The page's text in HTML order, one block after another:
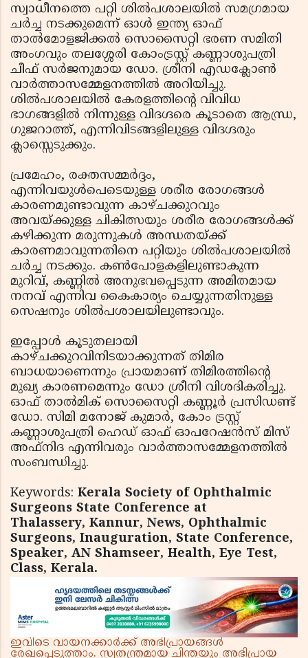
സ്വാധീനത്തെ പറ്റി ശില്‍പശാലയില്‍ സമഗ്രമായ
ചര്‍ച്ച നടക്കുമെന്ന് ഓള്‍ ഇന്ത്യ ഓഫ്
താല്‍മോളജിക്കല്‍ സൊസൈറ്റി ഭരണ സമിതി
അംഗവും തലശ്ശേരി കോംട്രസ്റ്റ് കണ്ണാശുപത്രി
ചീഫ് സര്‍ജനുമായ ഡോ. ശ്രീനി എഡക്ലോണ്‍
വാര്‍ത്താസമ്മേളനത്തില്‍ അറിയിച്ചു.
ശില്‍പശാലയില്‍ കേരളത്തിന്റെ വിവിധ
ഭാഗങ്ങളില്‍ നിന്നുള്ള വിദഗ്ദരെ കൂടാതെ ആന്ധ്ര,
ഗുജറാത്ത്, എന്നിവിടങ്ങളിലുള്ള വിദഗ്ദരും
ക്ലാസ്സെടുക്കും.
പ്രമേഹം, രക്തസമ്മര്‍ദ്ദം,
എന്നിവയുള്‍പെടെയുള്ള ശരീര രോഗങ്ങള്‍
കാരണമുണ്ടാവുന്ന കാഴ്ചക്കുറവും
അവയ്ക്കുള്ള ചികിത്സയും ശരീര രോഗങ്ങള്‍ക്ക്
കഴിക്കുന്ന മരുന്നുകള്‍ അന്ധതയ്ക്ക്
കാരണമാവുന്നതിനെ പറ്റിയും ശില്‍പശാലയില്‍
ചര്‍ച്ച നടക്കും. കണ്‍പോളകളിലുണ്ടാകുന്ന
മുറിവ്, കണ്ണില്‍ അനുഭവപ്പെടുന്ന അമിതമായ
നനവ് എന്നിവ കൈകാര്യം ചെയ്യുന്നതിനുള്ള
സെഷനും ശില്‍പശാലയിലുണ്ടാവും.
ഇപ്പോള്‍ കൂടുതലായി
കാഴ്ചക്കുറവിനിടയാക്കുന്നത് തിമിര
ബാധയാണെന്നും പ്രായമാണ് തിമിരത്തിന്റെ
മുഖ്യ കാരണമെന്നും ഡോ ശ്രീനി വിശദികരിച്ചു.
ഓഫ് താല്‍മിക് സൊസൈറ്റി കണ്ണൂര്‍ പ്രസിഡണ്ട്
ഡോ. സിമി മനോജ് കുമാര്‍, കോം ട്രസ്റ്റ്
കണ്ണാശുപത്രി ഹെഡ് ഓഫ് ഓപറേഷന്‍സ് മിസ്
അഫ്നിദ എന്നിവരും വാര്‍ത്താസമ്മേളനത്തില്‍
സംബന്ധിച്ചു.
Keywords: Kerala Society of Ophthalmic
Surgeons State Conference at
Thalassery, Kannur, News, Ophthalmic
Surgeons, Inauguration, State Conference,
Speaker, AN Shamseer, Health, Eye Test,
Class, Kerala.
ഇവിടെ വായനക്കാർക്ക് അഭിപ്രായങ്ങൾ
രേഖപ്പെടുത്താം. സ്വതന്ത്രമായ ചിന്തയും അഭിപ്രായ